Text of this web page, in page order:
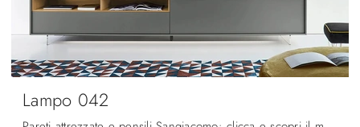
Lampo 042